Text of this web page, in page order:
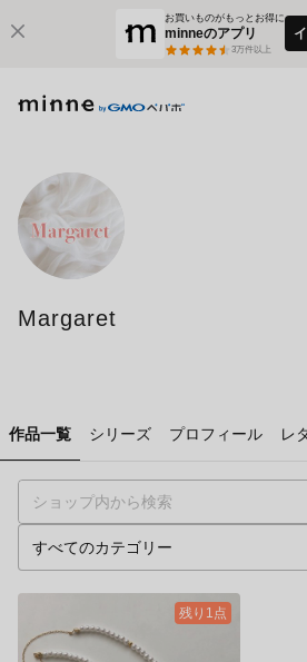
お買いものがもっとお得に
minneのアプリ
3万件以上
Margaret
作品一覧 シリーズ プロフィール レ
残り1点